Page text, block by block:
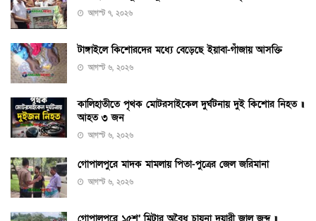
আগস্ট ৭, ২০২৬
টাঙ্গাইলে কিশোরদের মধ্যে বেড়েছে ইয়াবা-গাঁজায় আসক্তি
আগস্ট ৬, ২০২৬
কালিহাতীতে পৃথক মোটরসাইকেল দুর্ঘটনায় দুই কিশোর নিহত ॥
আহত ৩ জন
আগস্ট ৬, ২০২৬
গোপালপুরে মাদক মামলায় পিতা-পুত্রের জেল জরিমানা
আগস্ট ৬, ২০২৬